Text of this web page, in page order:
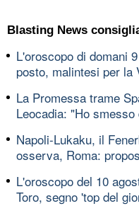
Blasting News
L'oroscopo di domani
posto, malintesi per la
La Promessa trame
Leocadia: "Ho
Napoli-Lukaku, il
osserva, Roma:
L'oroscopo del 10
Toro, segno 'top del